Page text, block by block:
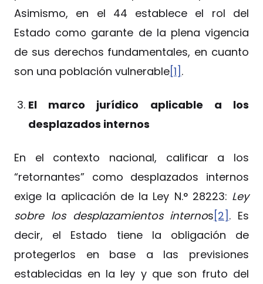
Asimismo, en el 44 establece el rol del
Estado como garante de la plena vigencia
de sus derechos fundamentales, en cuanto
son una población vulnerable[1] .
El marco jurídico aplicable a los
desplazados internos
En el contexto nacional, calificar a los
“retornantes” como desplazados internos
exige la aplicación de la Ley N.° 28223: Ley
sobre los desplazamientos internos [2] . Es
decir, el Estado tiene la obligación de
protegerlos en base a las previsiones
establecidas en la ley y que son fruto del